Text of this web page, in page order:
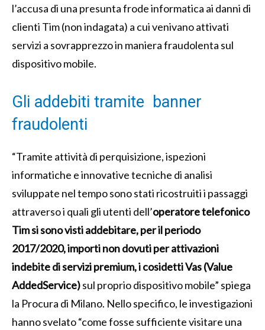
l’accusa di una presunta frode informatica ai danni di
clienti Tim (non indagata) a cui venivano attivati
servizi a sovrapprezzo in maniera fraudolenta sul
dispositivo mobile.
Gli addebiti tramite banner
fraudolenti
“Tramite attività di perquisizione, ispezioni
informatiche e innovative tecniche di analisi
sviluppate nel tempo sono stati ricostruiti i passaggi
attraverso i quali gli utenti dell’operatore telefonico
Tim si sono visti addebitare, per il periodo
2017/2020, importi non dovuti per attivazioni
indebite di servizi premium, i cosidetti Vas (Value
AddedService)sul proprio dispositivo mobile” spiega
la Procura di Milano. Nello specifico, le investigazioni
hanno svelato “come fosse sufficiente visitare una